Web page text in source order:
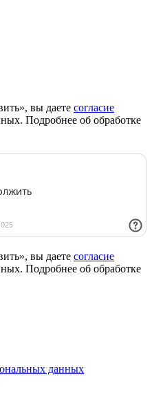
вы даете согласие
Подробнее об обработке
вы даете согласие
Подробнее об обработке
данных